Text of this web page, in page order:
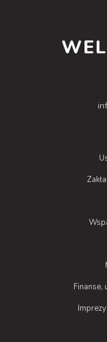
Finanse,